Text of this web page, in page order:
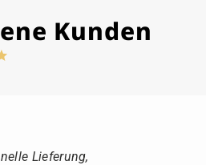
Kunden
Lieferung,